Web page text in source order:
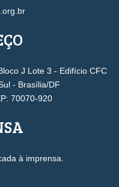
J Lote 3 - Edifício CFC
- Brasília/DF
70070-920
à imprensa.